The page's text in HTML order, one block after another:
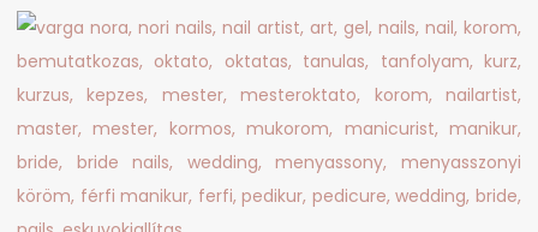
kömeit
tökéletessé
varázsoljuk
az
esküvőre!